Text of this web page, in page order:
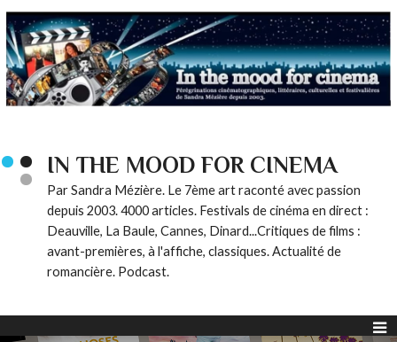
IN THE MOOD FOR CINEMA
Par Sandra Mézière. Le 7ème art raconté avec passion
depuis 2003. 4000 articles. Festivals de cinéma en direct :
Deauville, La Baule, Cannes, Dinard...Critiques de films :
avant-premières, à l'affiche, classiques. Actualité de
romancière. Podcast.